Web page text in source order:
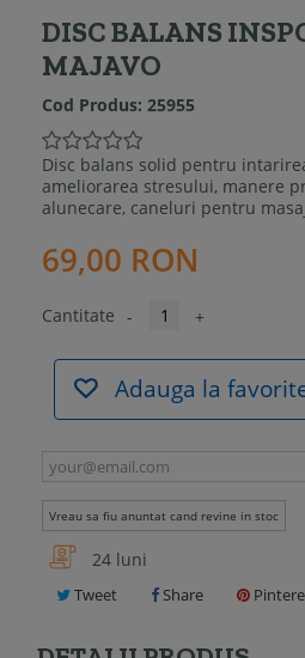
DISC BALANS
MAJAVO
Cod Produs: 25955
Disc balans solid pentru
ameliorarea stresului, manere
alunecare, caneluri pentru
69,00 RON
Cantitate - +
Adauga la
Vreau sa fiu anuntat cand revine in stoc
24 luni
Tweet Share